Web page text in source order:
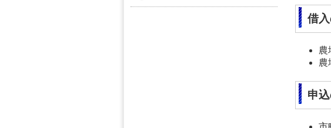
借
農
農
申